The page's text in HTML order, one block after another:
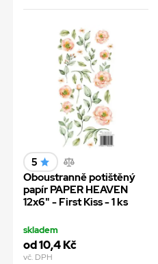
5
Oboustranně potištěný
papír PAPER HEAVEN
12x6" - First Kiss - 1 ks
skladem
od 10,4 Kč
vč. DPH